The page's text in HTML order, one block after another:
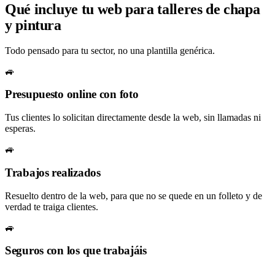
Qué incluye tu web para talleres de chapa
y pintura
Todo pensado para tu sector, no una plantilla genérica.
🚙
Presupuesto online con foto
Tus clientes lo solicitan directamente desde la web, sin llamadas ni
esperas.
🚙
Trabajos realizados
Resuelto dentro de la web, para que no se quede en un folleto y de
verdad te traiga clientes.
🚙
Seguros con los que trabajáis